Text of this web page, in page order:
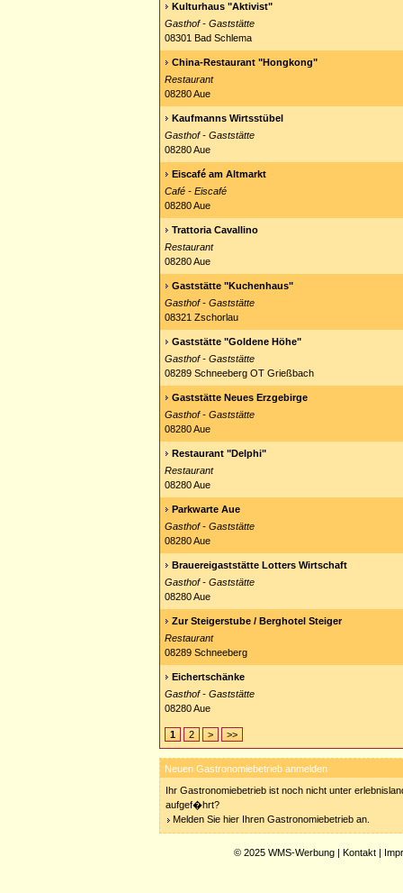
Kulturhaus "Aktivist"
Gasthof - Gaststätte
08301 Bad Schlema
China-Restaurant "Hongkong"
Restaurant
08280 Aue
Kaufmanns Wirtsstübel
Gasthof - Gaststätte
08280 Aue
Eiscafé am Altmarkt
Café - Eiscafé
08280 Aue
Trattoria Cavallino
Restaurant
08280 Aue
Gaststätte "Kuchenhaus"
Gasthof - Gaststätte
08321 Zschorlau
Gaststätte "Goldene Höhe"
Gasthof - Gaststätte
08289 Schneeberg OT Grießbach
Gaststätte Neues Erzgebirge
Gasthof - Gaststätte
08280 Aue
Restaurant "Delphi"
Restaurant
08280 Aue
Parkwarte Aue
Gasthof - Gaststätte
08280 Aue
Brauereigaststätte Lotters Wirtschaft
Gasthof - Gaststätte
08280 Aue
Zur Steigerstube / Berghotel Steiger
Restaurant
08289 Schneeberg
Eichertschänke
Gasthof - Gaststätte
08280 Aue
1 2 > >>
Neuen Gastronomiebetrieb anmelden
Ihr Gastronomiebetrieb ist noch nicht unter
aufgef�hrt?
Melden Sie hier Ihren Gastronomiebetrieb an.
© 2025 WMS-Werbung | Kontakt |